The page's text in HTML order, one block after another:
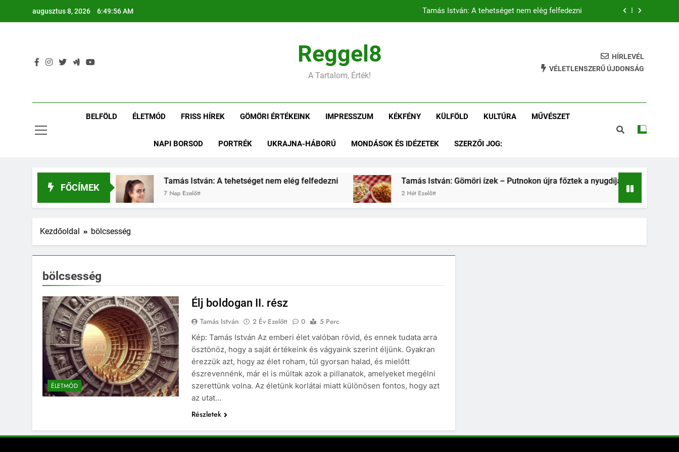
augusztus 8, 2026 6:49:56 AM Tamás István: A tehetséget nem elég felfedezni
Tamás István: Negyedszázad az alkotás és az összetartozás szolgálatában
Tamás István: Gömöri ízek – Putnokon újra főztek a nyugdíjasok
Tamás István: Negyedszázad az alkotás és az összetartozás szolgálatában
Reggel8
A Tartalom, Érték!
HÍRLEVÉL
VÉLETLENSZERŰ ÚJDONSÁG
BELFÖLD ÉLETMÓD FRISS HÍREK GÖMÖRI ÉRTÉKEINK IMPRESSZUM KÉKFÉNY KÜLFÖLD KULTÚRA MŰVÉSZET
NAPI BORSOD PORTRÉK UKRAJNA-HÁBORÚ MONDÁSOK ÉS IDÉZETEK SZERZŐI JOG:
FŐCÍMEK
Putnokról a Vasasba Tamás István: A tehetséget nem elég felfedezni
7 Nap Ezelőtt
Tamás István: Gömöri ízek – Putnokon újra főztek a nyugdíjasok
2 Hét Ezelőtt
Kezdőoldal bölcsesség
bölcsesség
ÉLETMÓD
Élj boldogan II. rész
Tamás István 2 Év Ezelőtt 0
5 Perc
Kép: Tamás István Az emberi élet valóban rövid, és ennek tudata arra
ösztönöz, hogy a saját értékeink és vágyaink szerint éljünk. Gyakran
érezzük azt, hogy az élet roham, túl gyorsan halad, és mielőtt
észrevennénk, már el is múltak azok a pillanatok, amelyeket megélni
szerettünk volna. Az életünk korlátai miatt különösen fontos, hogy azt
az utat…
Részletek